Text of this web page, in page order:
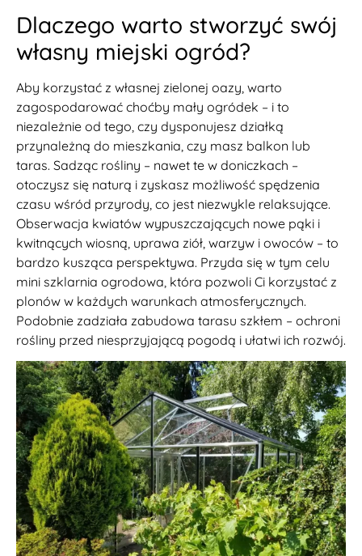
Dlaczego warto stworzyć swój
własny miejski ogród?
Aby korzystać z własnej zielonej oazy, warto
zagospodarować choćby mały ogródek – i to
niezależnie od tego, czy dysponujesz działką
przynależną do mieszkania, czy masz balkon lub
taras. Sadząc rośliny – nawet te w doniczkach –
otoczysz się naturą i zyskasz możliwość spędzenia
czasu wśród przyrody, co jest niezwykle relaksujące.
Obserwacja kwiatów wypuszczających nowe pąki i
kwitnących wiosną, uprawa ziół, warzyw i owoców – to
bardzo kusząca perspektywa. Przyda się w tym celu
mini szklarnia ogrodowa, która pozwoli Ci korzystać z
plonów w każdych warunkach atmosferycznych.
Podobnie zadziała zabudowa tarasu szkłem – ochroni
rośliny przed niesprzyjającą pogodą i ułatwi ich rozwój.